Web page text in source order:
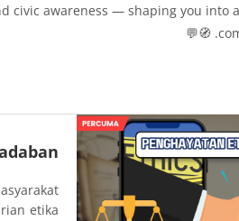
civic awareness — shaping you into
etika